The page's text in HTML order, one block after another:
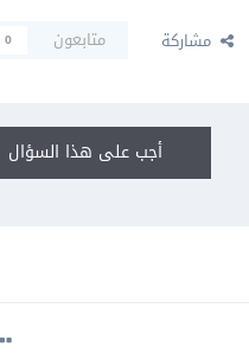
مشاركة متابعون 0
أجب على هذا السؤال